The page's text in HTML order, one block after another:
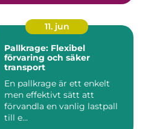
11. jun
Pallkrage: Flexibel
förvaring och säker
transport
En pallkrage är ett enkelt
men effektivt sätt att
förvandla en vanlig lastpall
till e...